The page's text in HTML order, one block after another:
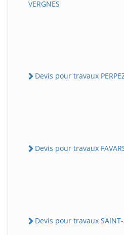
VERGNES
Devis pour travaux
Devis pour travaux
Devis pour travaux SAINT-